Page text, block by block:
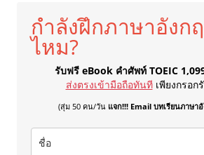
กำลังฝึกภาษาอังก
ไหม?
รับฟรี eBook คำศัพท์ TOEIC
ส่งตรงเข้ามือถือทันที เพียงกรอก
(สุ่ม 50 คน/วัน แจก!!! Email บทเรียนภาษา